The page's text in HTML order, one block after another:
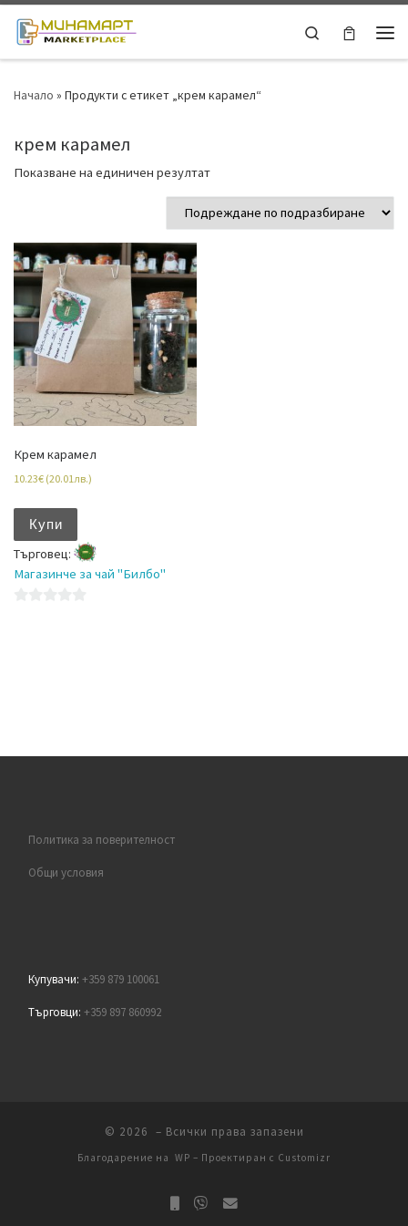
Skip to content
Search
Начало » Продукти с етикет „крем карамел“
крем карамел
Показване на единичен резултат
Крем карамел
10.23€ (20.01 лв.)
Купи
Търговец:
Магазинче за чай "Билбо"
Политика за поверителност
Общи условия
Купувачи:+359 879 100061
Търговци:+359 897 860992
© 2026 – Всички права запазени
Благодарение на WP – Проектиран с Customizr